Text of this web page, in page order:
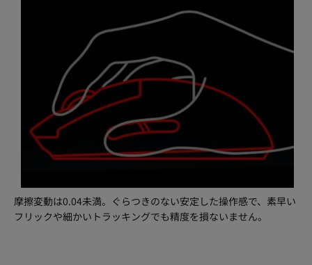
摩擦変動は0.04未満。ぐらつきのない安定した操作感で、素早い
フリックや細かいトラッキングでも精度を損ないません。